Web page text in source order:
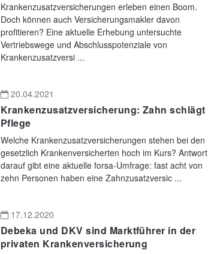
Krankenzusatzversicherungen erleben einen Boom.
Doch können auch Versicherungsmakler davon
profitieren? Eine aktuelle Erhebung untersuchte
Vertriebswege und Abschlusspotenziale von
Krankenzusatzversi ...
20.04.2021
Krankenzusatzversicherung: Zahn schlägt
Pflege
Welche Krankenzusatzversicherungen stehen bei den
gesetzlich Krankenversicherten hoch im Kurs? Antwort
darauf gibt eine aktuelle forsa-Umfrage: fast acht von
zehn Personen haben eine Zahnzusatzversic ...
17.12.2020
Debeka und DKV sind Marktführer in der
privaten Krankenversicherung